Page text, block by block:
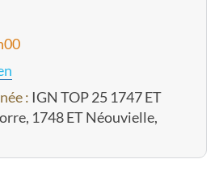
: IGN TOP 25 1747 ET
1748 ET Néouvielle,